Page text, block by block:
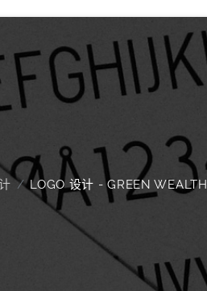
LOGO 设计 - GREEN WEALTH